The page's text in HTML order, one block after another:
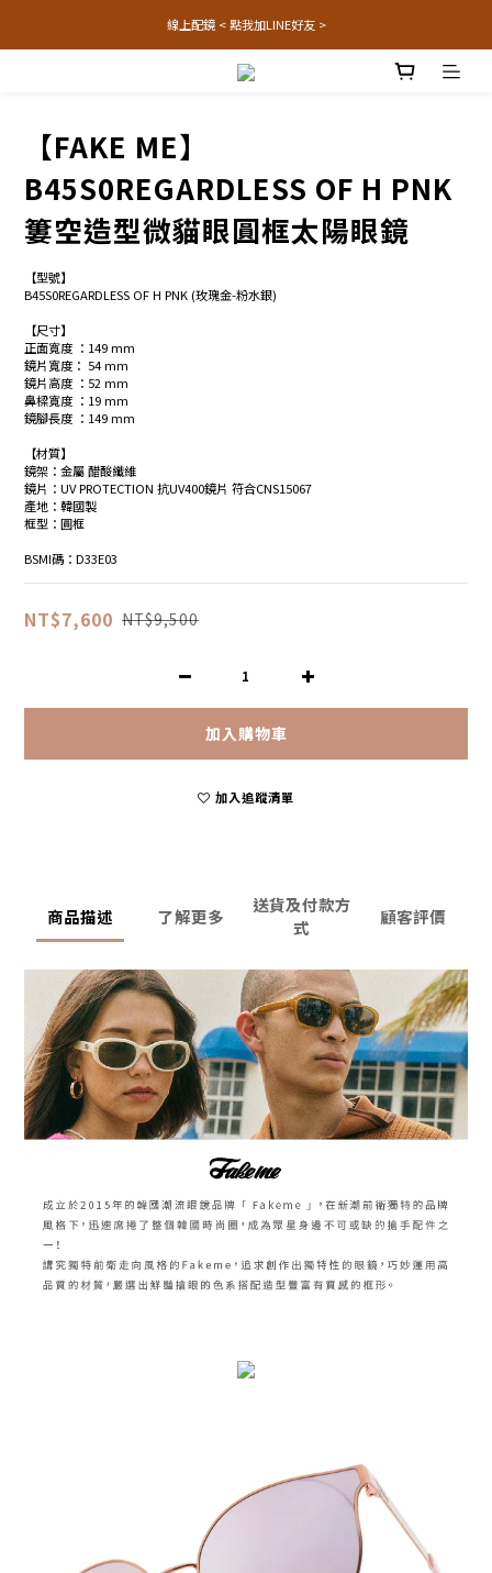
線上配鏡 < 點我加LINE好友 >
【FAKE ME】
B45S0REGARDLESS OF H PNK
簍空造型微貓眼圓框太陽眼鏡
【型號】
B45S0REGARDLESS OF H PNK (玫瑰金-粉水銀)
【尺寸】
正面寬度 ：149 mm
鏡片寬度： 54 mm
鏡片高度 ：52 mm
鼻樑寬度 ：19 mm
鏡腳長度 ：149 mm
【材質】
鏡架：金屬 醋酸纖維
鏡片：UV PROTECTION 抗UV400鏡片 符合CNS15067
產地：韓國製
框型：圓框
BSMI碼：D33E03
NT$7,600 NT$9,500
加入購物車
加入追蹤清單
商品描述 了解更多
送貨及付款方
式
顧客評價